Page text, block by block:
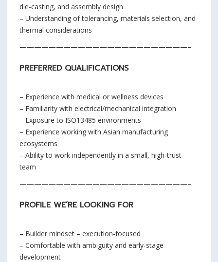
die-casting, and assembly design
– Understanding of tolerancing, materials selection, and
thermal considerations
———————————————————————–
PREFERRED QUALIFICATIONS
– Experience with medical or wellness devices
– Familiarity with electrical/mechanical integration
– Exposure to ISO13485 environments
– Experience working with Asian manufacturing
ecosystems
– Ability to work independently in a small, high-trust
team
———————————————————————–
PROFILE WE’RE LOOKING FOR
– Builder mindset – execution-focused
– Comfortable with ambiguity and early-stage
development